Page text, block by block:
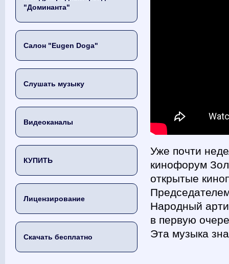
"Доминанта"
Салон "Eugen Doga"
Слушать музыку
Видеоканалы
КУПИТЬ
Лицензирование
Скачать бесплатно
Уже почти
кинофорум
открытые
Народный
в первую
Эта музыка